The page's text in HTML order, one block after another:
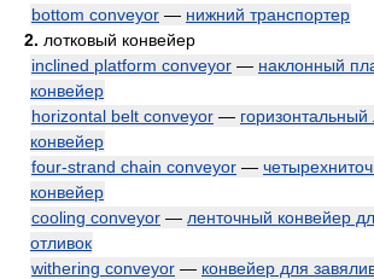
bottom conveyor — нижний транспортер
2. лотковый конвейер
inclined platform conveyor — наклонный
конвейер
horizontal belt conveyor —
конвейер
four-strand chain conveyor —
конвейер
cooling conveyor — ленточный конвейер
отливок
withering conveyor — конвейер для